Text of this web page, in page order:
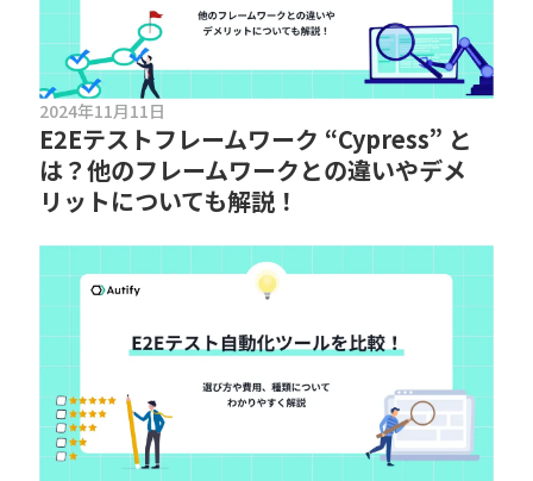
2024年11月11日
E2Eテストフレームワーク “Cypress” と
は？他のフレームワークとの違いやデメ
リットについても解説！